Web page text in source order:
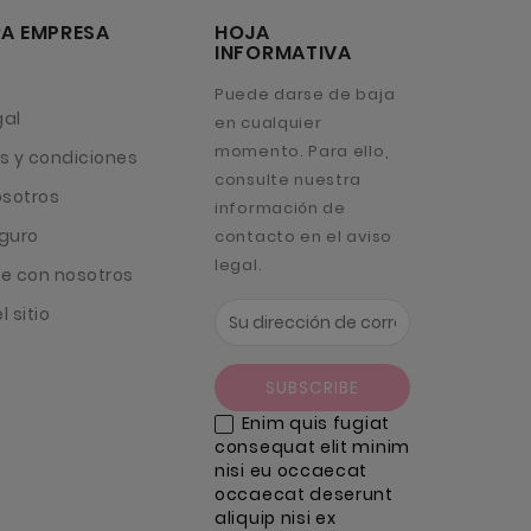
EMPRESA
y condiciones
con nosotros
sitio
HOJA
INFORMATIVA
Puede darse de baja
en cualquier
momento. Para ello,
consulte nuestra
información de
contacto en el aviso
legal.
Enim quis fugiat
consequat elit minim
nisi eu occaecat
occaecat deserunt
aliquip nisi ex